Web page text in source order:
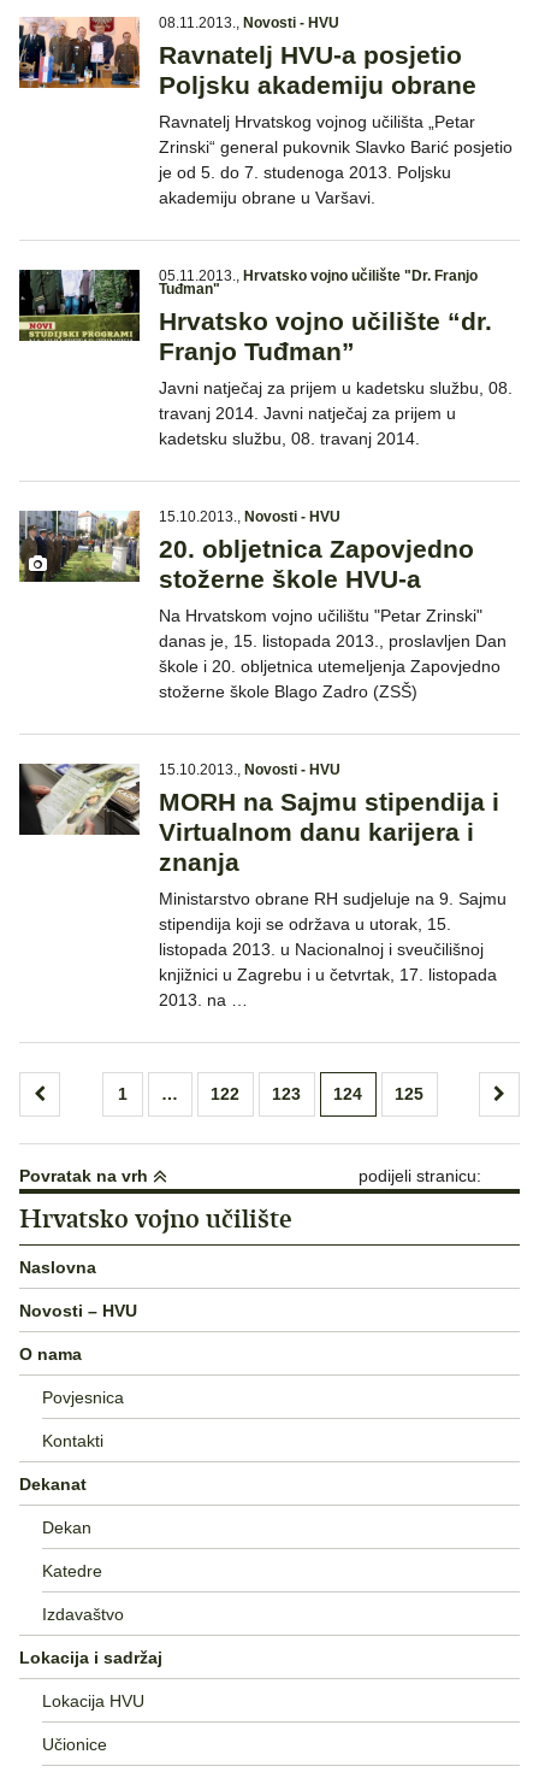
08.11.2013., Novosti - HVU
Ravnatelj HVU-a posjetio
Poljsku akademiju obrane
Ravnatelj Hrvatskog vojnog učilišta „Petar
Zrinski“ general pukovnik Slavko Barić posjetio
je od 5. do 7. studenoga 2013. Poljsku
akademiju obrane u Varšavi.
05.11.2013., Hrvatsko vojno učilište "Dr. Franjo
Tuđman"
Hrvatsko vojno učilište “dr.
Franjo Tuđman”
Javni natječaj za prijem u kadetsku službu, 08.
travanj 2014. Javni natječaj za prijem u
kadetsku službu, 08. travanj 2014.
15.10.2013., Novosti - HVU
20. obljetnica Zapovjedno
stožerne škole HVU-a
Na Hrvatskom vojno učilištu "Petar Zrinski"
danas je, 15. listopada 2013., proslavljen Dan
škole i 20. obljetnica utemeljenja Zapovjedno
stožerne škole Blago Zadro (ZSŠ)
15.10.2013., Novosti - HVU
MORH na Sajmu stipendija i
Virtualnom danu karijera i
znanja
Ministarstvo obrane RH sudjeluje na 9. Sajmu
stipendija koji se održava u utorak, 15.
listopada 2013. u Nacionalnoj i sveučilišnoj
knjižnici u Zagrebu i u četvrtak, 17. listopada
2013. na …
Brojevi
objava
1 … 122 123 124 125
Povratak na vrh podijeli stranicu:
Hrvatsko vojno učilište
Naslovna
Novosti – HVU
O nama
Povjesnica
Kontakti
Dekanat
Dekan
Katedre
Izdavaštvo
Lokacija i sadržaj
Lokacija HVU
Učionice